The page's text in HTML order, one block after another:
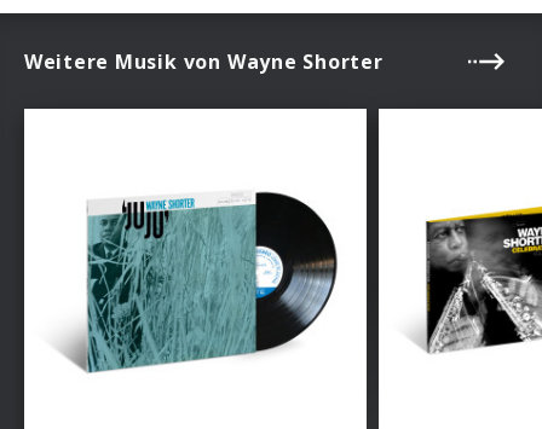
Weitere Musik von Wayne Shorter